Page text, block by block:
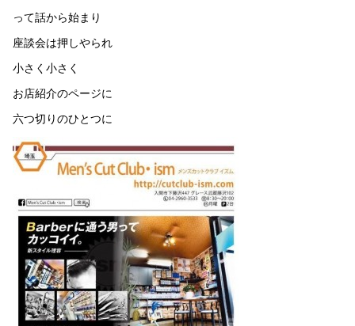
って話から始まり
座談会は押しやられ
小さく小さく
お店紹介のページに
六つ切りのひとつに